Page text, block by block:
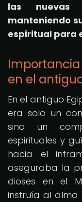
las nuevas
manteniendo
espiritual para
en el
En el antiguo
era solo un
sino un
espirituales y
hacia el
aseguraba la
dioses en el
instruía al alma